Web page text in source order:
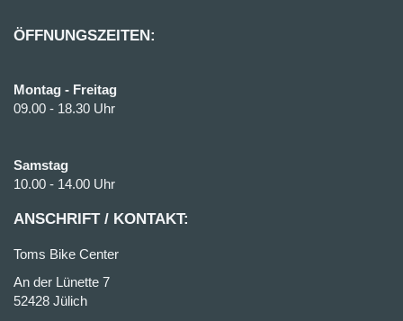
ÖFFNUNGSZEITEN:
Montag - Freitag
09.00 - 18.30 Uhr
Samstag
10.00 - 14.00 Uhr
ANSCHRIFT / KONTAKT:
Toms Bike Center
An der Lünette 7
52428 Jülich